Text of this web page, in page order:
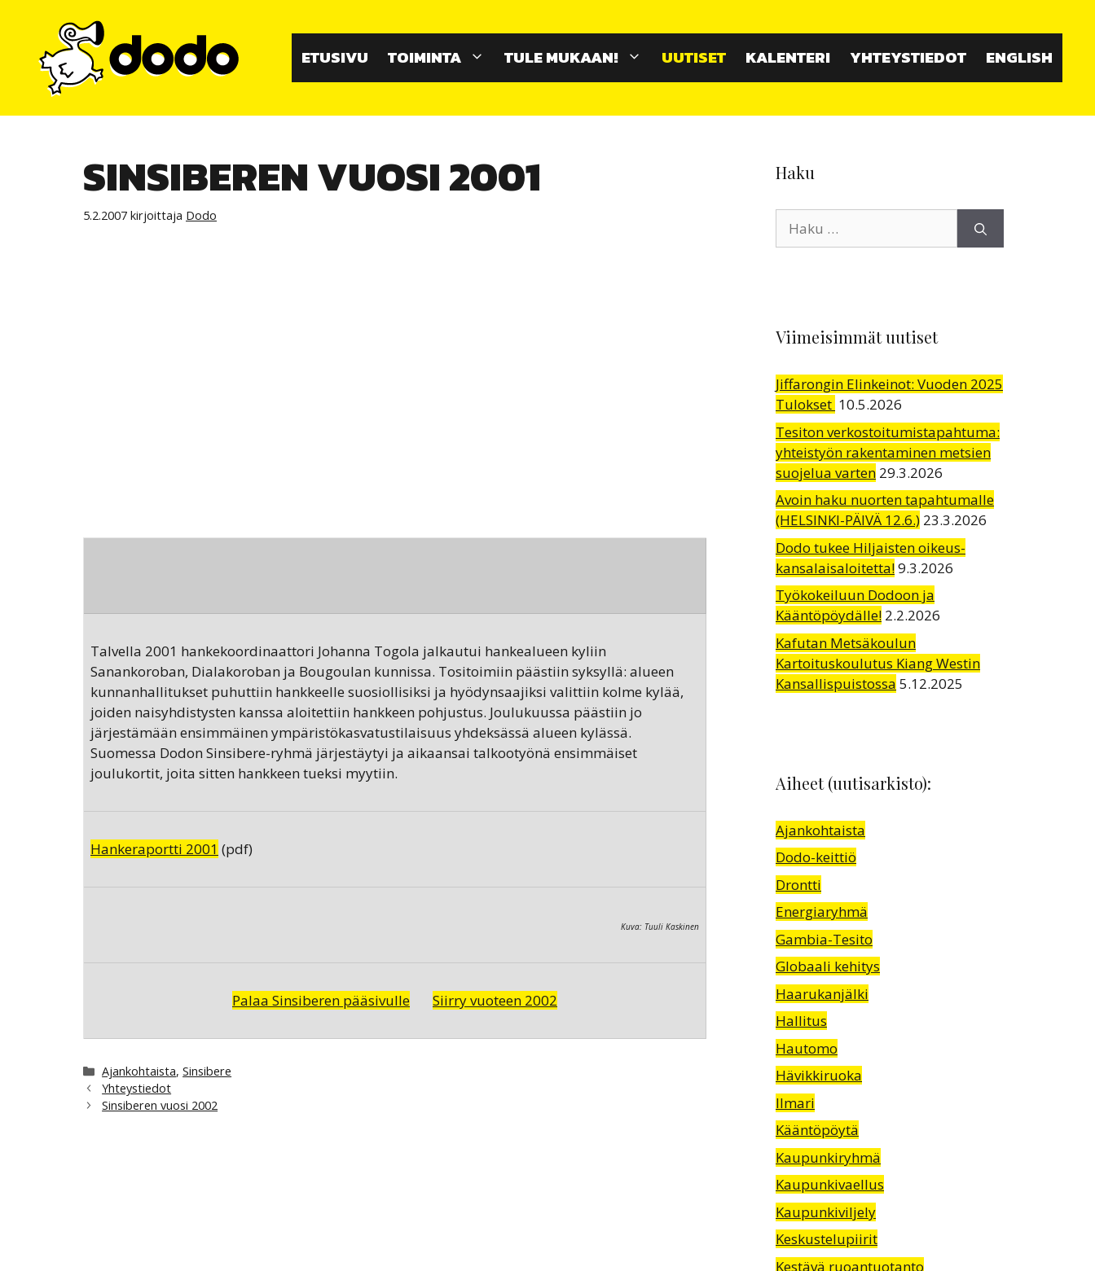
ETUSIVU TOIMINTA TULE MUKAAN! UUTISET KALENTERI YHTEYSTIEDOT ENGLISH
SINSIBEREN VUOSI 2001
5.2.2007 kirjoittaja Dodo
Talvella 2001 hankekoordinaattori Johanna Togola jalkautui hankealueen kyliin
Sanankoroban, Dialakoroban ja Bougoulan kunnissa. Tositoimiin päästiin syksyllä: alueen
kunnanhallitukset puhuttiin hankkeelle suosiollisiksi ja hyödynsaajiksi valittiin kolme kylää,
joiden naisyhdistysten kanssa aloitettiin hankkeen pohjustus. Joulukuussa päästiin jo
järjestämään ensimmäinen ympäristökasvatustilaisuus yhdeksässä alueen kylässä.
Suomessa Dodon Sinsibere-ryhmä järjestäytyi ja aikaansai talkootyönä ensimmäiset
joulukortit, joita sitten hankkeen tueksi myytiin.
Hankeraportti 2001 (pdf)
Kuva: Tuuli Kaskinen
Palaa Sinsiberen pääsivulle Siirry vuoteen 2002
Kategoriat
Ajankohtaista,Sinsibere
Yhteystiedot
Sinsiberen vuosi 2002
Haku
Viimeisimmät uutiset
Jiffarongin Elinkeinot: Vuoden 2025
Tulokset 10.5.2026
Tesiton verkostoitumistapahtuma:
yhteistyön rakentaminen metsien
suojelua varten 29.3.2026
Avoin haku nuorten tapahtumalle
(HELSINKI-PÄIVÄ 12.6.) 23.3.2026
Dodo tukee Hiljaisten oikeus-
kansalaisaloitetta!9.3.2026
Työkokeiluun Dodoon ja
Kääntöpöydälle! 2.2.2026
Kafutan Metsäkoulun
Kartoituskoulutus Kiang Westin
Kansallispuistossa 5.12.2025
Aiheet (uutisarkisto):
Ajankohtaista
Dodo-keittiö
Drontti
Energiaryhmä
Gambia-Tesito
Globaali kehitys
Haarukanjälki
Hallitus
Hautomo
Hävikkiruoka
Ilmari
Kääntöpöytä
Kaupunkiryhmä
Kaupunkivaellus
Kaupunkiviljely
Keskustelupiirit
Kestävä ruoantuotanto